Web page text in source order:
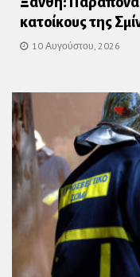
κατοίκους της
10 Αυγούστου, 2026